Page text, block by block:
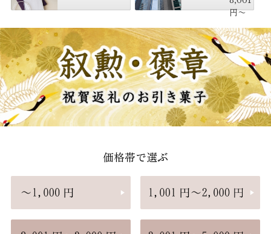
円〜
価格帯で選ぶ